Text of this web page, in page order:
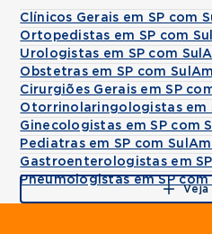
Clínicos Gerais em SP com
Ortopedistas em SP com
Urologistas em SP com
Obstetras em SP com
Cirurgiões Gerais em SP
Otorrinolaringologistas em
Ginecologistas em SP com
Pediatras em SP com
Gastroenterologistas em
Pneumologistas em SP
Veja